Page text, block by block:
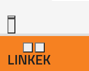
LINKEK